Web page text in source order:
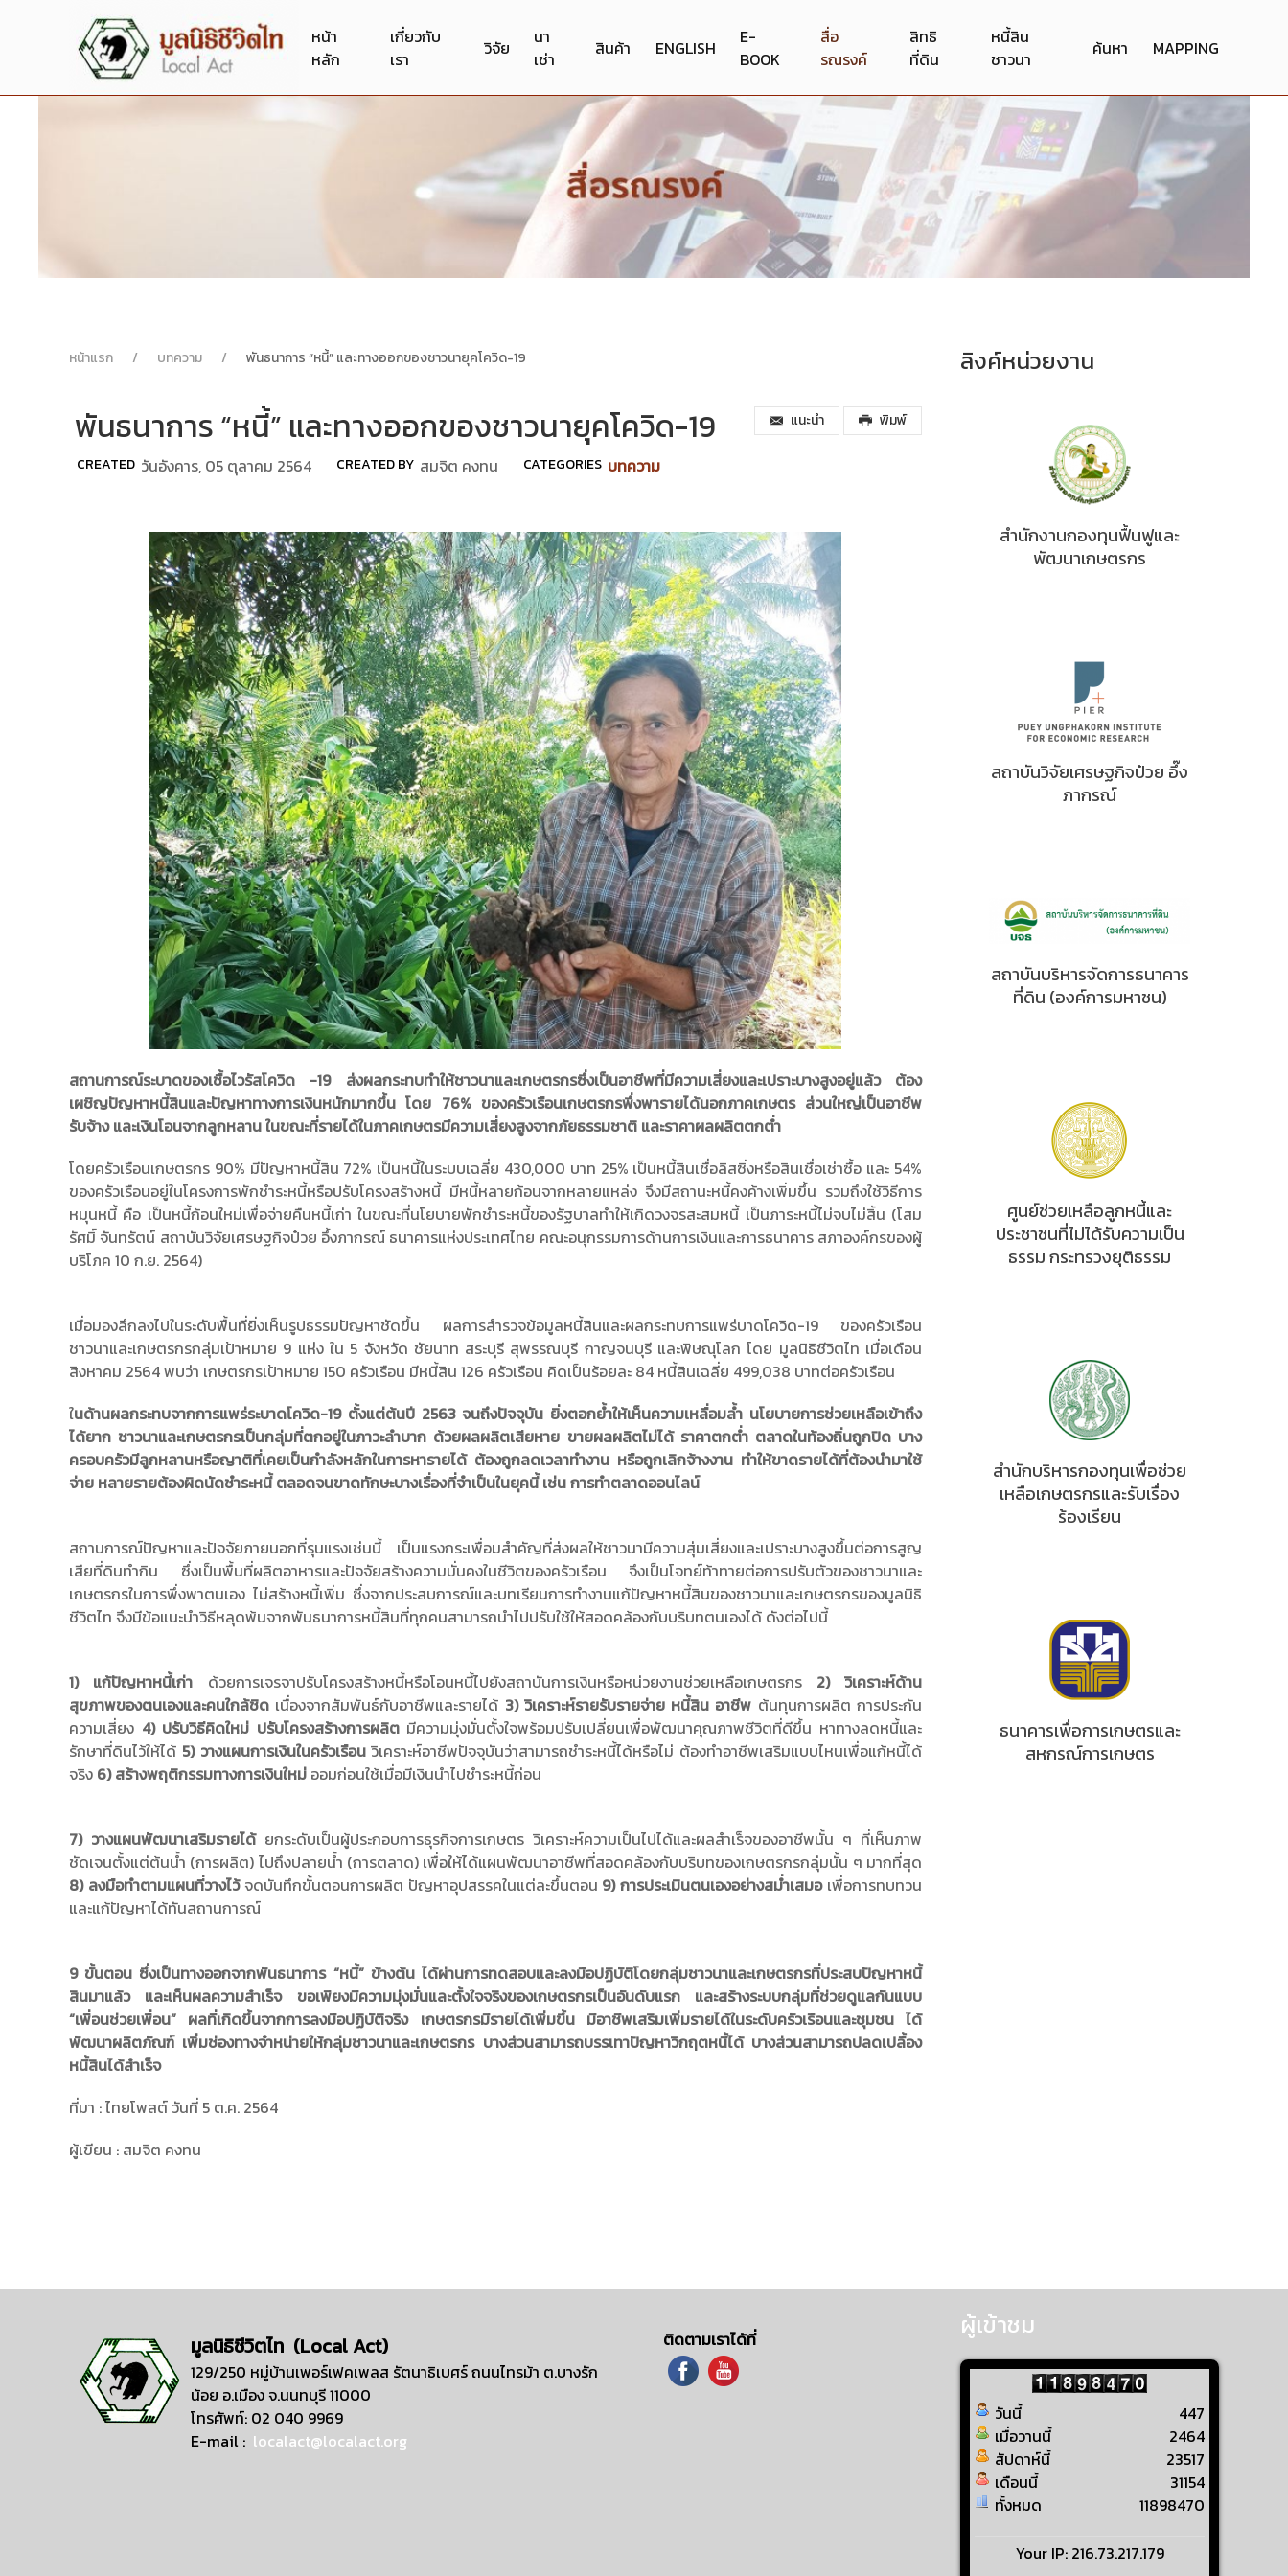
หน้า
หลัก
เกี่ยวกับ
เรา
วิจัย
นา
เช่า
สินค้า ENGLISH
E-
BOOK
สื่อ
รณรงค์
สิทธิ
ที่ดิน
หนี้สิน
ชาวนา
ค้นหา MAPPING
หน้าแรก บทความ พันธนาการ “หนี้” และทางออกของชาวนายุคโควิด-19
แนะนำ พิมพ์
พันธนาการ “หนี้” และทางออกของชาวนายุคโควิด-19
CREATED วันอังคาร, 05 ตุลาคม 2564 CREATED BY สมจิต คงทน CATEGORIES บทความ
สถานการณ์ระบาดของเชื้อไวรัสโควิด -19 ส่งผลกระทบทำให้ชาวนาและเกษตรกรซึ่งเป็นอาชีพที่มีความเสี่ยงและเปราะบางสูงอยู่แล้ว ต้อง
เผชิญปัญหาหนี้สินและปัญหาทางการเงินหนักมากขึ้น โดย 76% ของครัวเรือนเกษตรกรพึ่งพารายได้นอกภาคเกษตร ส่วนใหญ่เป็นอาชีพ
รับจ้าง และเงินโอนจากลูกหลาน ในขณะที่รายได้ในภาคเกษตรมีความเสี่ยงสูงจากภัยธรรมชาติ และราคาผลผลิตตกต่ำ
โดยครัวเรือนเกษตรกร 90% มีปัญหาหนี้สิน 72% เป็นหนี้ในระบบเฉลี่ย 430,000 บาท 25% เป็นหนี้สินเชื่อลิสซิ่งหรือสินเชื่อเช่าซื้อ และ 54%
ของครัวเรือนอยู่ในโครงการพักชำระหนี้หรือปรับโครงสร้างหนี้ มีหนี้หลายก้อนจากหลายแหล่ง จึงมีสถานะหนี้คงค้างเพิ่มขึ้น รวมถึงใช้วิธีการ
หมุนหนี้ คือ เป็นหนี้ก้อนใหม่เพื่อจ่ายคืนหนี้เก่า ในขณะที่นโยบายพักชำระหนี้ของรัฐบาลทำให้เกิดวงจรสะสมหนี้ เป็นภาระหนี้ไม่จบไม่สิ้น (โสม
รัศมิ์ จันทรัตน์ สถาบันวิจัยเศรษฐกิจป๋วย อึ้งภากรณ์ ธนาคารแห่งประเทศไทย คณะอนุกรรมการด้านการเงินและการธนาคาร สภาองค์กรของผู้
บริโภค 10 ก.ย. 2564)
เมื่อมองลึกลงไปในระดับพื้นที่ยิ่งเห็นรูปธรรมปัญหาชัดขึ้น ผลการสำรวจข้อมูลหนี้สินและผลกระทบการแพร่บาดโควิด-19 ของครัวเรือน
ชาวนาและเกษตรกรกลุ่มเป้าหมาย 9 แห่ง ใน 5 จังหวัด ชัยนาท สระบุรี สุพรรณบุรี กาญจนบุรี และพิษณุโลก โดย มูลนิธิชีวิตไท เมื่อเดือน
สิงหาคม 2564 พบว่า เกษตรกรเป้าหมาย 150 ครัวเรือน มีหนี้สิน 126 ครัวเรือน คิดเป็นร้อยละ 84 หนี้สินเฉลี่ย 499,038 บาทต่อครัวเรือน
ในด้านผลกระทบจากการแพร่ระบาดโควิด-19 ตั้งแต่ต้นปี 2563 จนถึงปัจจุบัน ยิ่งตอกย้ำให้เห็นความเหลื่อมล้ำ นโยบายการช่วยเหลือเข้าถึง
ได้ยาก ชาวนาและเกษตรกรเป็นกลุ่มที่ตกอยู่ในภาวะลำบาก ด้วยผลผลิตเสียหาย ขายผลผลิตไม่ได้ ราคาตกต่ำ ตลาดในท้องถิ่นถูกปิด บาง
ครอบครัวมีลูกหลานหรือญาติที่เคยเป็นกำลังหลักในการหารายได้ ต้องถูกลดเวลาทำงาน หรือถูกเลิกจ้างงาน ทำให้ขาดรายได้ที่ต้องนำมาใช้
จ่าย หลายรายต้องผิดนัดชำระหนี้ ตลอดจนขาดทักษะบางเรื่องที่จำเป็นในยุคนี้ เช่น การทำตลาดออนไลน์
สถานการณ์ปัญหาและปัจจัยภายนอกที่รุนแรงเช่นนี้ เป็นแรงกระเพื่อมสำคัญที่ส่งผลให้ชาวนามีความสุ่มเสี่ยงและเปราะบางสูงขึ้นต่อการสูญ
เสียที่ดินทำกิน ซึ่งเป็นพื้นที่ผลิตอาหารและปัจจัยสร้างความมั่นคงในชีวิตของครัวเรือน จึงเป็นโจทย์ท้าทายต่อการปรับตัวของชาวนาและ
เกษตรกรในการพึ่งพาตนเอง ไม่สร้างหนี้เพิ่ม ซึ่งจากประสบการณ์และบทเรียนการทำงานแก้ปัญหาหนี้สินของชาวนาและเกษตรกรของมูลนิธิ
ชีวิตไท จึงมีข้อแนะนำวิธีหลุดพ้นจากพันธนาการหนี้สินที่ทุกคนสามารถนำไปปรับใช้ให้สอดคล้องกับบริบทตนเองได้ ดังต่อไปนี้
1) แก้ปัญหาหนี้เก่า ด้วยการเจรจาปรับโครงสร้างหนี้หรือโอนหนี้ไปยังสถาบันการเงินหรือหน่วยงานช่วยเหลือเกษตรกร 2) วิเคราะห์ด้าน
สุขภาพของตนเองและคนใกล้ชิด เนื่องจากสัมพันธ์กับอาชีพและรายได้ 3) วิเคราะห์รายรับรายจ่าย หนี้สิน อาชีพ ต้นทุนการผลิต การประกัน
ความเสี่ยง 4) ปรับวิธีคิดใหม่ ปรับโครงสร้างการผลิตมีความมุ่งมั่นตั้งใจพร้อมปรับเปลี่ยนเพื่อพัฒนาคุณภาพชีวิตที่ดีขึ้น หาทางลดหนี้และ
รักษาที่ดินไว้ให้ได้ 5) วางแผนการเงินในครัวเรือนวิเคราะห์อาชีพปัจจุบันว่าสามารถชำระหนี้ได้หรือไม่ ต้องทำอาชีพเสริมแบบไหนเพื่อแก้หนี้ได้
จริง 6) สร้างพฤติกรรมทางการเงินใหม่ ออมก่อนใช้เมื่อมีเงินนำไปชำระหนี้ก่อน
7) วางแผนพัฒนาเสริมรายได้ยกระดับเป็นผู้ประกอบการธุรกิจการเกษตร วิเคราะห์ความเป็นไปได้และผลสำเร็จของอาชีพนั้น ๆ ที่เห็นภาพ
ชัดเจนตั้งแต่ต้นน้ำ (การผลิต) ไปถึงปลายน้ำ (การตลาด) เพื่อให้ได้แผนพัฒนาอาชีพที่สอดคล้องกับบริบทของเกษตรกรกลุ่มนั้น ๆ มากที่สุด
8) ลงมือทำตามแผนที่วางไว้จดบันทึกขั้นตอนการผลิต ปัญหาอุปสรรคในแต่ละขึ้นตอน 9) การประเมินตนเองอย่างสม่ำเสมอเพื่อการทบทวน
และแก้ปัญหาได้ทันสถานการณ์
9 ขั้นตอน ซึ่งเป็นทางออกจากพันธนาการ “หนี้” ข้างต้น ได้ผ่านการทดสอบและลงมือปฏิบัติโดยกลุ่มชาวนาและเกษตรกรที่ประสบปัญหาหนี้
สินมาแล้ว และเห็นผลความสำเร็จ ขอเพียงมีความมุ่งมั่นและตั้งใจจริงของเกษตรกรเป็นอันดับแรก และสร้างระบบกลุ่มที่ช่วยดูแลกันแบบ
“เพื่อนช่วยเพื่อน” ผลที่เกิดขึ้นจากการลงมือปฏิบัติจริง เกษตรกรมีรายได้เพิ่มขึ้น มีอาชีพเสริมเพิ่มรายได้ในระดับครัวเรือนและชุมชน ได้
พัฒนาผลิตภัณฑ์ เพิ่มช่องทางจำหน่ายให้กลุ่มชาวนาและเกษตรกร บางส่วนสามารถบรรเทาปัญหาวิกฤตหนี้ได้ บางส่วนสามารถปลดเปลื้อง
หนี้สินได้สำเร็จ
ที่มา : ไทยโพสต์ วันที่ 5 ต.ค. 2564
ผู้เขียน : สมจิต คงทน
ลิงค์หน่วยงาน
สำนักงานกองทุนฟื้นฟูและ
พัฒนาเกษตรกร
สถาบันวิจัยเศรษฐกิจป๋วย อึ๊ง
ภากรณ์
สถาบันบริหารจัดการธนาคาร
ที่ดิน (องค์การมหาชน)
ศูนย์ช่วยเหลือลูกหนี้และ
ประชาชนที่ไม่ได้รับความเป็น
ธรรม กระทรวงยุติธรรม
สำนักบริหารกองทุนเพื่อช่วย
เหลือเกษตรกรและรับเรื่อง
ร้องเรียน
ธนาคารเพื่อการเกษตรและ
สหกรณ์การเกษตร
มูลนิธิชีวิตไท (Local Act)
129/250 หมู่บ้านเพอร์เฟคเพลส รัตนาธิเบศร์ ถนนไทรม้า ต.บางรัก
น้อย อ.เมือง จ.นนทบุรี 11000
โทรศัพท์: 02 040 9969
E-mail : localact@localact.org
ติดตามเราได้ที่ ผู้เข้าชม
วันนี้
เมื่อวานนี้
สัปดาห์นี้
เดือนนี้
ทั้งหมด
447
2464
23517
31154
11898470
Your IP: 216.73.217.179